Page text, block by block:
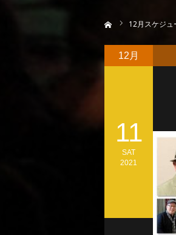
12月スケジュ
12月
11
SAT
2021